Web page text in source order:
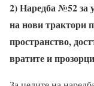
2) Наредба №52 за
на нови трактори
пространство,
вратите и